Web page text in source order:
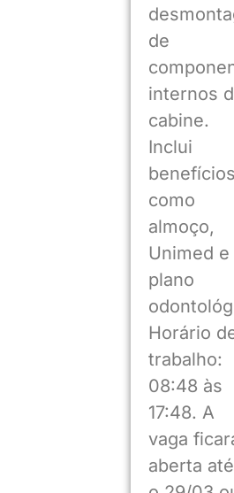
de
internos
cabine.
Inclui
benefícios
como
almoço,
Unimed e
plano
Horário
trabalho:
08:48 às
17:48. A
vaga
aberta até